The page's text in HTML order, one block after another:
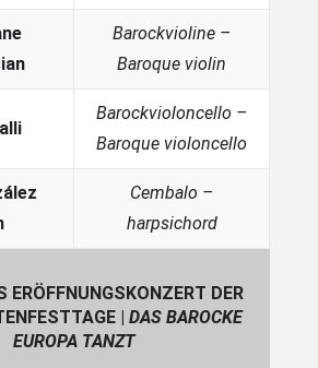
Barockvioline –
Baroque violin
Barockvioloncello –
Baroque violoncello
Cembalo –
harpsichord
ERÖFFNUNGSKONZERT DER
| DAS BAROCKE
EUROPA TANZT